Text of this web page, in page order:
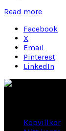
Read more
Facebook
X
Email
Pinterest
LinkedIn
Köpvillkor